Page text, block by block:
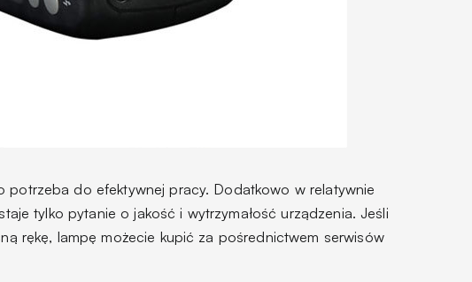
potrzeba do efektywnej pracy. Dodatkowo w relatywnie
tylko pytanie o jakość i wytrzymałość urządzenia. Jeśli
rękę, lampę możecie kupić za pośrednictwem serwisów